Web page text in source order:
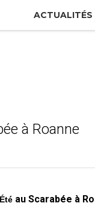
ACTUALITÉS
à Roanne
au Scarabée à